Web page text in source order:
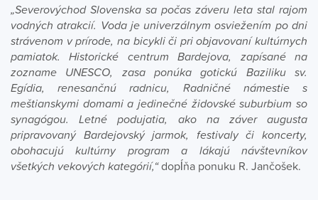
„Severovýchod Slovenska sa počas záveru leta stal rajom
vodných atrakcií. Voda je univerzálnym osviežením po dni
strávenom v prírode, na bicykli či pri objavovaní kultúrnych
pamiatok. Historické centrum Bardejova, zapísané na
zozname UNESCO, zasa ponúka gotickú Baziliku sv.
Egídia, renesančnú radnicu, Radničné námestie s
meštianskymi domami a jedinečné židovské suburbium so
synagógou. Letné podujatia, ako na záver augusta
pripravovaný Bardejovský jarmok, festivaly či koncerty,
obohacujú kultúrny program a lákajú návštevníkov
všetkých vekových kategórií,“dopĺňa ponuku R. Jančošek.